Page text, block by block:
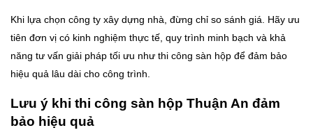
Khi lựa chọn công ty xây dựng nhà, đừng chỉ so sánh giá. Hãy ưu
tiên đơn vị có kinh nghiệm thực tế, quy trình minh bạch và khả
năng tư vấn giải pháp tối ưu như thi công sàn hộp để đảm bảo
hiệu quả lâu dài cho công trình.
Lưu ý khi thi công sàn hộp Thuận An đảm
bảo hiệu quả